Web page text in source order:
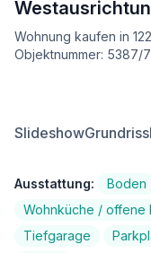
Wohnung kaufen in
Objektnummer: 5387/
SlideshowGrundriss
Ausstattung: Boden
Wohnküche / offene
Tiefgarage